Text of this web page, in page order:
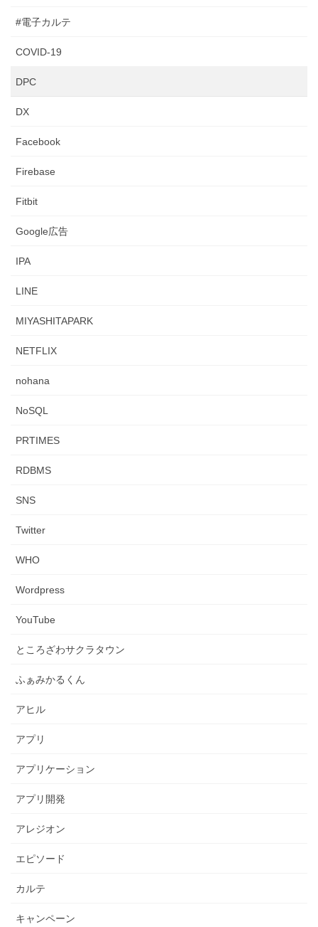
#電子カルテ
COVID-19
DPC
DX
Facebook
Firebase
Fitbit
Google広告
IPA
LINE
MIYASHITAPARK
NETFLIX
nohana
NoSQL
PRTIMES
RDBMS
SNS
Twitter
WHO
Wordpress
YouTube
ところざわサクラタウン
ふぁみかるくん
アヒル
アプリ
アプリケーション
アプリ開発
アレジオン
エピソード
カルテ
キャンペーン